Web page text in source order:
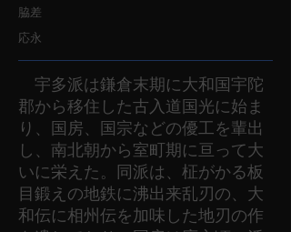
脇差
応永
宇多派は鎌倉末期に大和国宇陀
郡から移住した古入道国光に始ま
り、国房、国宗などの優工を輩出
し、南北朝から室町期に亘って大
いに栄えた。同派は、柾がかる板
目鍛えの地鉄に沸出来乱刃の、大
和伝に相州伝を加味した地刃の作